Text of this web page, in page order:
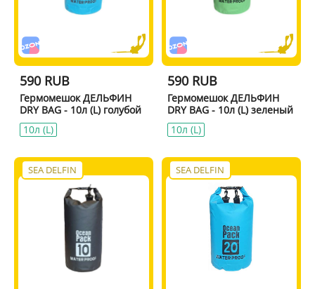
590 RUB
Гермомешок ДЕЛЬФИН
DRY BAG - 10л (L) голубой
10л (L)
590 RUB
Гермомешок ДЕЛЬФИН
DRY BAG - 10л (L) зеленый
10л (L)
SEA DELFIN SEA DELFIN